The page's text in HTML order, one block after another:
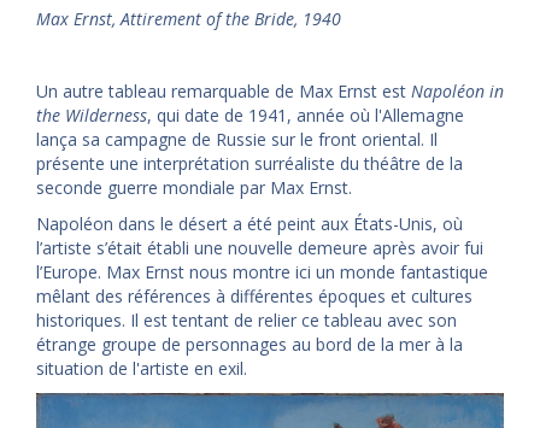
Max Ernst, Attirement of the Bride, 1940
Un autre tableau remarquable de Max Ernst est Napoléon in
the Wilderness, qui date de 1941, année où l'Allemagne
lança sa campagne de Russie sur le front oriental. Il
présente une interprétation surréaliste du théâtre de la
seconde guerre mondiale par Max Ernst.
Napoléon dans le désert a été peint aux États-Unis, où
l’artiste s’était établi une nouvelle demeure après avoir fui
l’Europe. Max Ernst nous montre ici un monde fantastique
mêlant des références à différentes époques et cultures
historiques. Il est tentant de relier ce tableau avec son
étrange groupe de personnages au bord de la mer à la
situation de l'artiste en exil.